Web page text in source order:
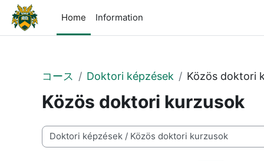
メインコンテンツへスキップする
Home
Information
コース Doktori képzések Közös doktori
Közös doktori kurzusok
コースカテゴリ